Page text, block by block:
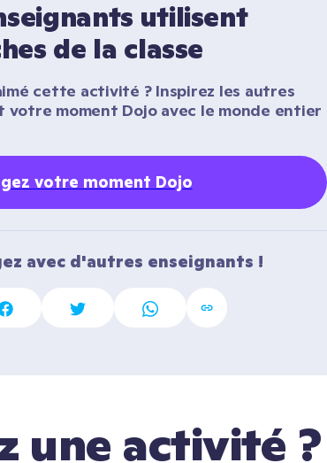
utilisent
de la classe
cette activité ? Inspirez les autres
moment Dojo avec le monde entier
votre moment Dojo
avec d'autres enseignants !
une activité ?